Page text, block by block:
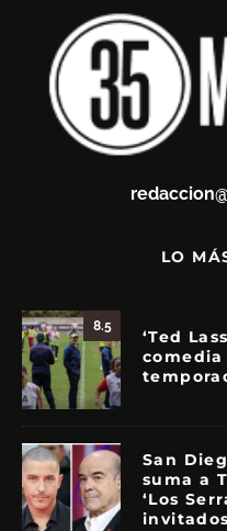
LO
8.5
‘Ted
San
suma a
‘Los
invitados